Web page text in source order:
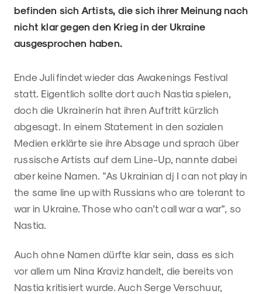
befinden sich Artists, die sich ihrer Meinung nach
nicht klar gegen den Krieg in der Ukraine
ausgesprochen haben.
Ende Juli findet wieder das Awakenings Festival
statt. Eigentlich sollte dort auch Nastia spielen,
doch die Ukrainerin hat ihren Auftritt kürzlich
abgesagt. In einem Statement in den sozialen
Medien erklärte sie ihre Absage und sprach über
russische Artists auf dem Line-Up, nannte dabei
aber keine Namen. "As Ukrainian dj I can not play in
the same line up with Russians who are tolerant to
war in Ukraine. Those who can’t call war a war", so
Nastia.
Auch ohne Namen dürfte klar sein, dass es sich
vor allem um Nina Kraviz handelt, die bereits von
Nastia kritisiert wurde. Auch Serge Verschuur,